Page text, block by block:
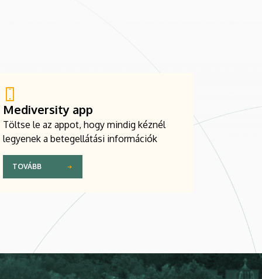
Mediversity app
Töltse le az appot, hogy mindig kéznél
legyenek a betegellátási információk
TOVÁBB